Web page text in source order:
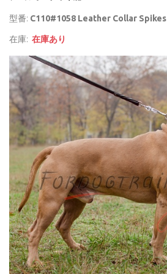
型番: C110#1058 Leather Collar Spikes
在庫: 在庫あり